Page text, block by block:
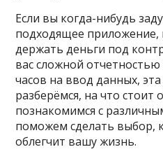
Если вы когда-нибудь
подходящее
держать деньги под
вас сложной
часов на ввод данных,
разберёмся, на что стоит
познакомимся с
поможем сделать выбор,
облегчит вашу жизнь.